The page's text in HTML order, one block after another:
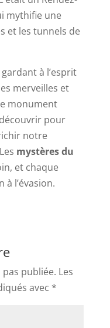
mythifie une
et les tunnels de
à l’esprit
merveilles et
monument
pour
notre
mystères du
et chaque
l’évasion.
publiée. Les
avec *